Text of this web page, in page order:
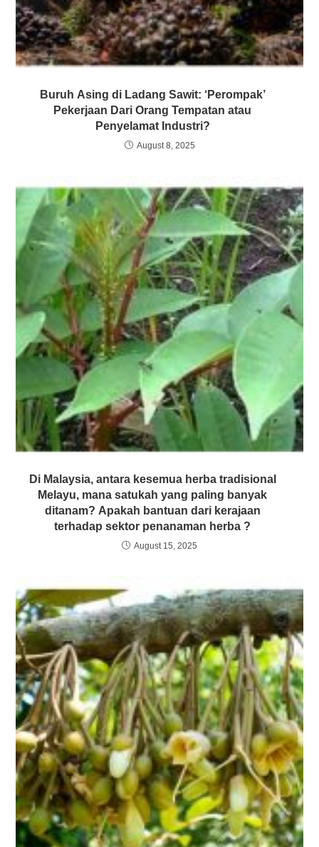
Buruh Asing di Ladang Sawit: ‘Perompak’
Pekerjaan Dari Orang Tempatan atau
Penyelamat Industri?
August 8, 2025
Di Malaysia, antara kesemua herba tradisional
Melayu, mana satukah yang paling banyak
ditanam? Apakah bantuan dari kerajaan
terhadap sektor penanaman herba ?
August 15, 2025